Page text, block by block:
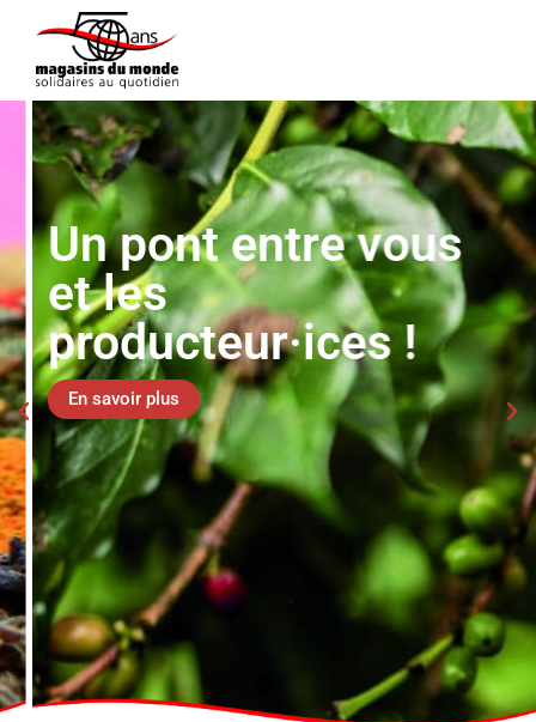
Un pont entre vous
et les
producteur·ices !
En savoir plus